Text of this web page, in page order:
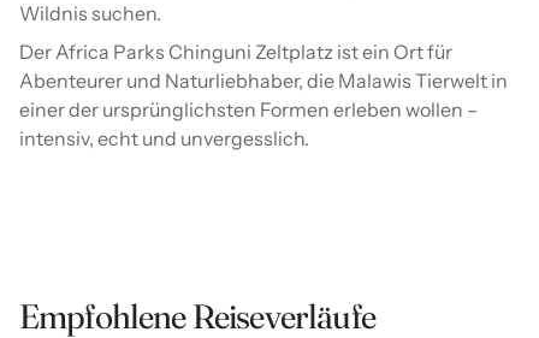
Wildnis suchen.
Der Africa Parks Chinguni Zeltplatz ist ein Ort für
Abenteurer und Naturliebhaber, die Malawis Tierwelt in
einer der ursprünglichsten Formen erleben wollen –
intensiv, echt und unvergesslich.
Empfohlene Reiseverläufe